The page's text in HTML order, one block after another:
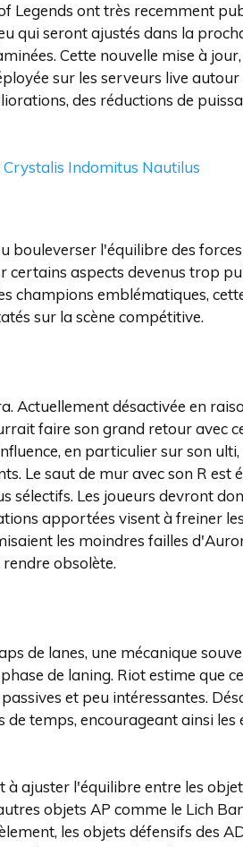
Legends ont très recemment
qui seront ajustés dans la
Cette nouvelle mise à
sur les serveurs live
des réductions de
Indomitus Nautilus
bouleverser l'équilibre des
certains aspects devenus trop
champions emblématiques,
sur la scène compétitive.
Actuellement désactivée en
faire son grand retour avec
en particulier sur son
Le saut de mur avec son R est
sélectifs. Les joueurs devront
apportées visent à freiner
les moindres failles
obsolète.
de lanes, une mécanique
de laning. Riot estime que
et peu intéressantes.
temps, encourageant ainsi les
à ajuster l'équilibre entre les
objets AP comme le Lich
les objets défensifs des